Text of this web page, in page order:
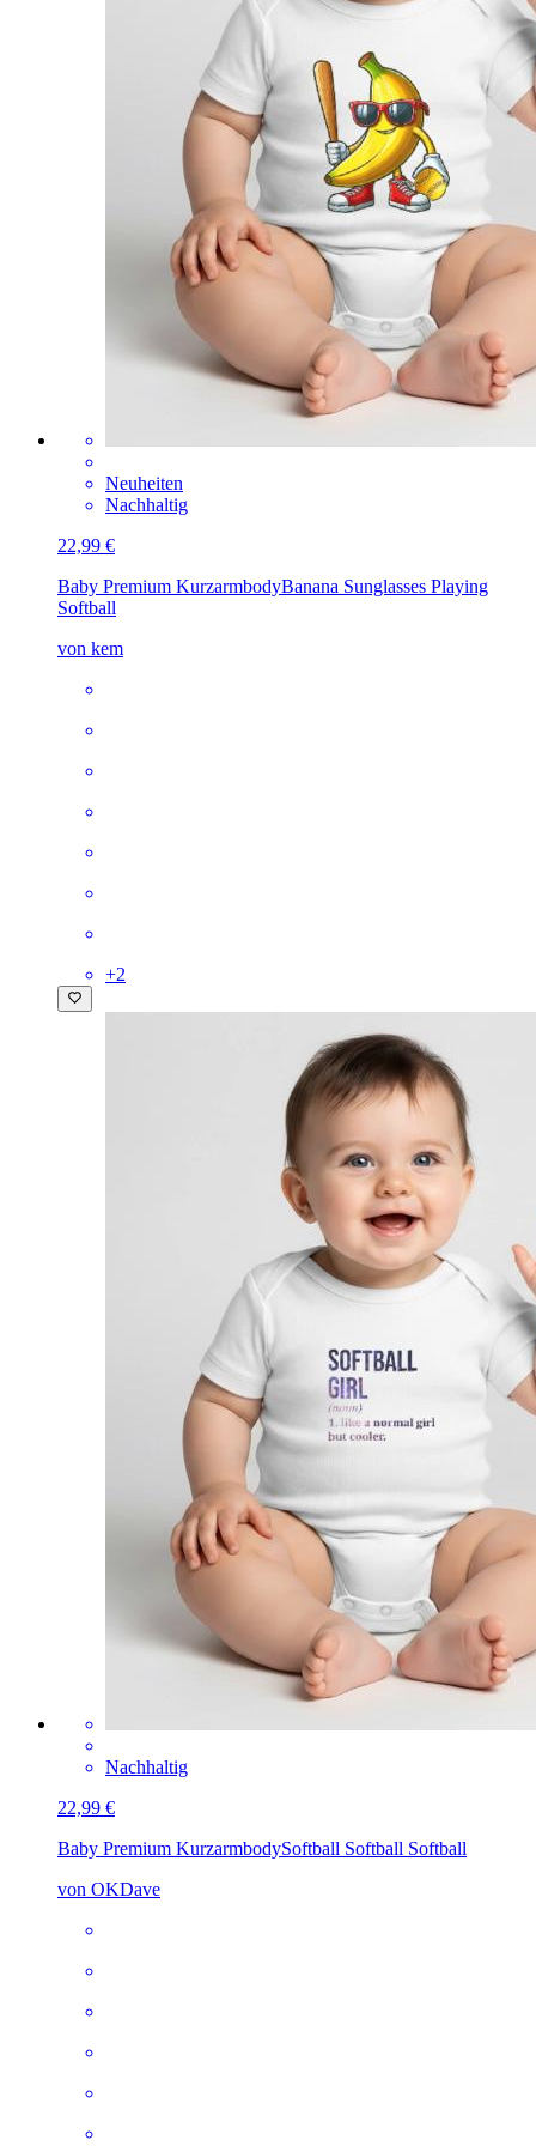
Neuheiten
Nachhaltig
22,99 €
Baby Premium KurzarmbodyBanana Sunglasses Playing
Softball
von kem
+2
Nachhaltig
22,99 €
Baby Premium KurzarmbodySoftball Softball Softball
von OKDave